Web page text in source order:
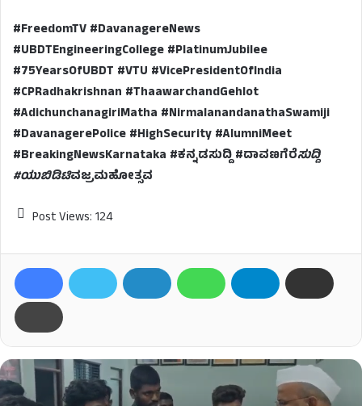
#FreedomTV #DavanagereNews
#UBDTEngineeringCollege #PlatinumJubilee
#75YearsOfUBDT #VTU #VicePresidentOfIndia
#CPRadhakrishnan #ThaawarchandGehlot
#AdichunchanagiriMatha #NirmalanandanathaSwamiji
#DavanagerePolice #HighSecurity #AlumniMeet
#BreakingNewsKarnataka #ಕನ್ನಡಸುದ್ದಿ #ದಾವಣಗೆರೆಸುದ್ದಿ
#ಯುಬಿಡಿಟಿವಜ್ರಮಹೋತ್ಸವ
Post Views: 124